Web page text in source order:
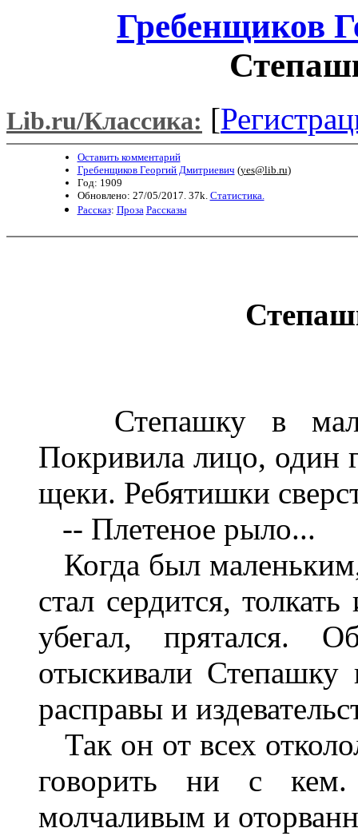
Гребенщиков
Lib.ru/Классика: [
Оставить комментарий
Гребенщиков Георгий Дмитриевич (yes@lib.ru)
Год: 1909
Обновлено: 27/05/2017. 37k. Статистика.
Рассказ: Проза Рассказы
Степашку в
Покривила лицо, один
щеки. Ребятишки
-- Плетеное рыло...
Когда был
стал сердится,
убегал, прятался.
отыскивали
расправы и
Так он от всех
говорить ни с
молчаливым и